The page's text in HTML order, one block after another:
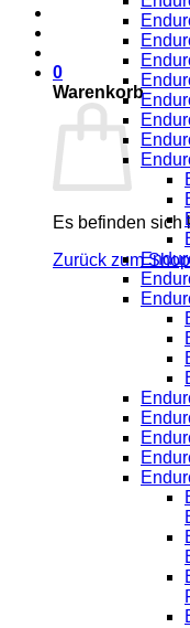
0
Warenkorb
Es befinden sich
Zurück zum Shop